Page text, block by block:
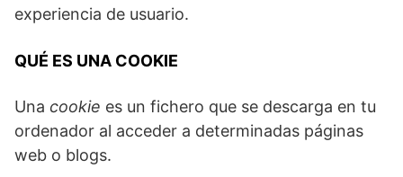
experiencia de usuario.
QUÉ ES UNA COOKIE
Una cookie es un fichero que se descarga en tu
ordenador al acceder a determinadas páginas
web o blogs.